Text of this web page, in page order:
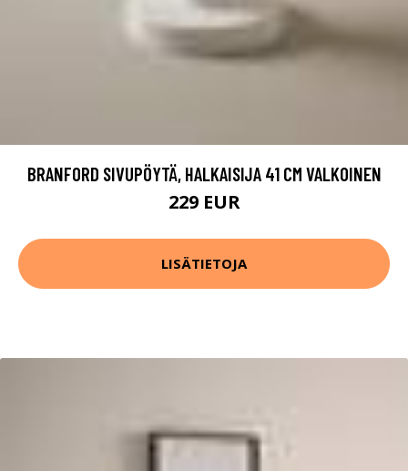
BRANFORD SIVUPÖYTÄ, HALKAISIJA 41 CM VALKOINEN
229 EUR
LISÄTIETOJA